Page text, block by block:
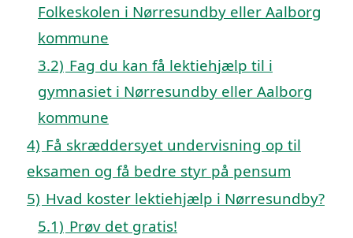
Folkeskolen i Nørresundby eller Aalborg
kommune
3.2) Fag du kan få lektiehjælp til i
gymnasiet i Nørresundby eller Aalborg
kommune
4) Få skræddersyet undervisning op til
eksamen og få bedre styr på pensum
5) Hvad koster lektiehjælp i Nørresundby?
5.1) Prøv det gratis!